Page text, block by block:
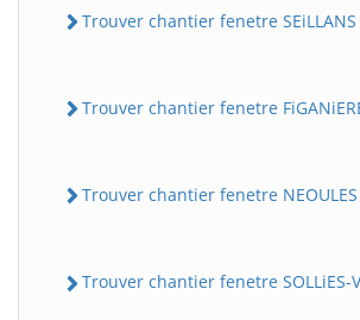
Trouver chantier fenetre SEiLLANS
Trouver chantier fenetre
Trouver chantier fenetre NEOULES
Trouver chantier fenetre SOLLiES-